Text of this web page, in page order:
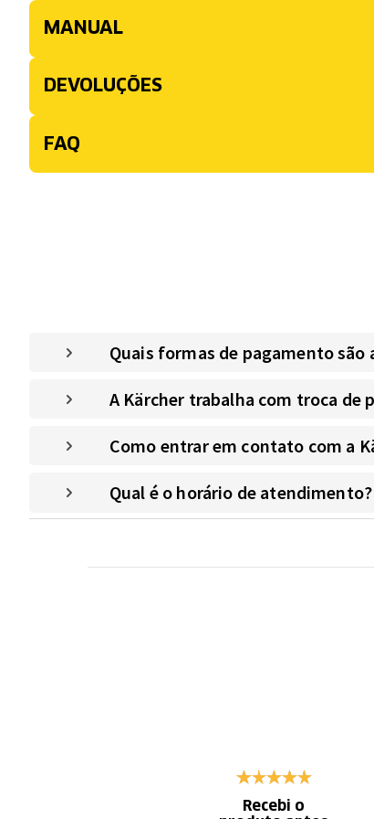
MANUAL
DEVOLUÇÕES
FAQ
Quais formas de pagamento são
A Kärcher trabalha com troca de
Como entrar em contato com a
Qual é o horário de atendimento?
Recebi o